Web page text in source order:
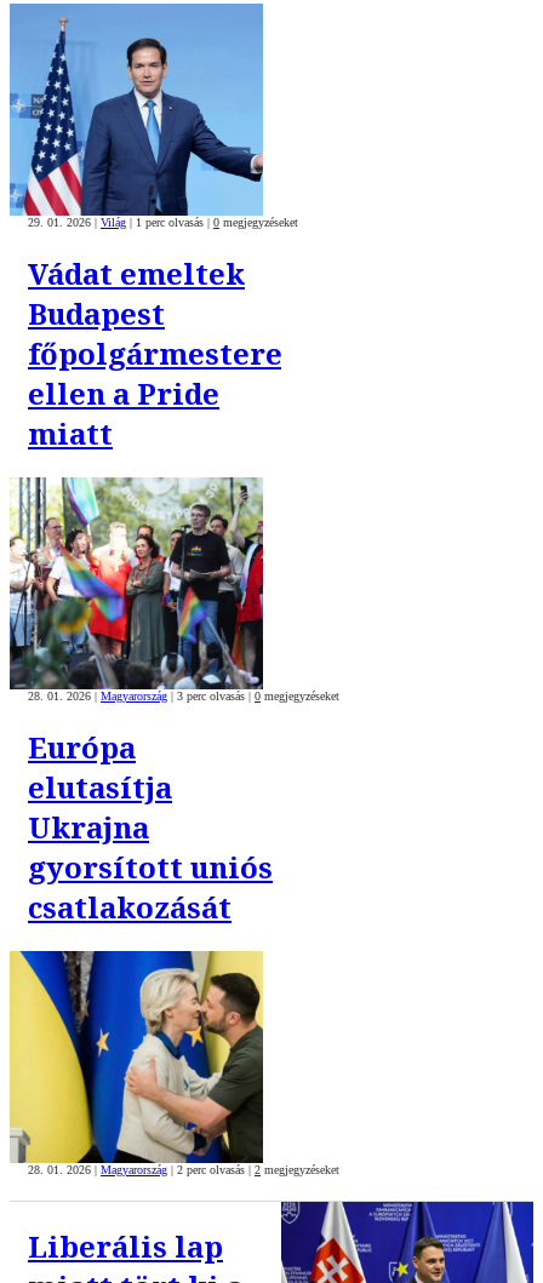
29. 01. 2026 Világ 1 perc olvasás 0 megjegyzéseket
Vádat emeltek
Budapest
főpolgármestere
ellen a Pride
miatt
28. 01. 2026 | Magyarország | 3 perc olvasás | 0 megjegyzéseket
Európa
elutasítja
Ukrajna
gyorsított uniós
csatlakozását
28. 01. 2026 | Magyarország | 2 perc olvasás | 2 megjegyzéseket
Liberális lap